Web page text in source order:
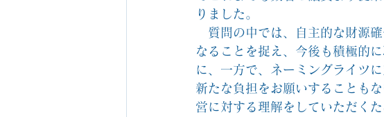
りました。
質問の中では、自主的な財源
なることを捉え、今後も積極的
に、一方で、ネーミングライツ
新たな負担をお願いすることも
営に対する理解をしていただく